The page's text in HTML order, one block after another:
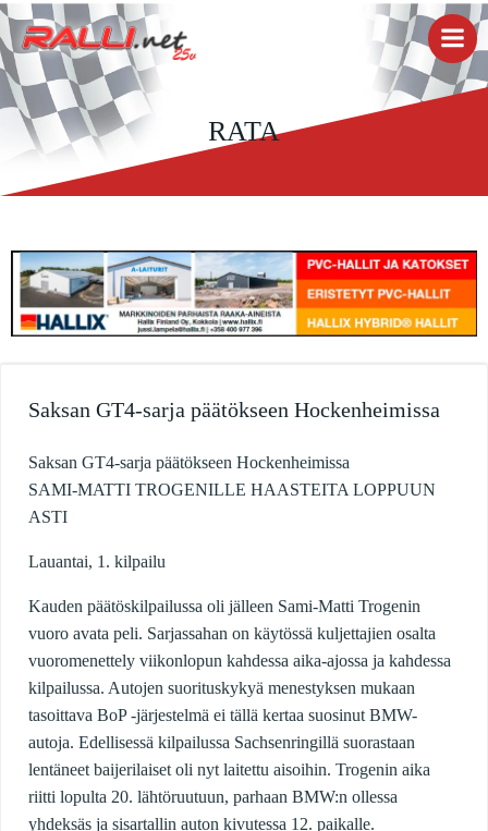
RATA
Saksan GT4-sarja päätökseen Hockenheimissa
Saksan GT4-sarja päätökseen Hockenheimissa
SAMI-MATTI TROGENILLE HAASTEITA LOPPUUN
ASTI
Lauantai, 1. kilpailu
Kauden päätöskilpailussa oli jälleen Sami-Matti Trogenin
vuoro avata peli. Sarjassahan on käytössä kuljettajien osalta
vuoromenettely viikonlopun kahdessa aika-ajossa ja kahdessa
kilpailussa. Autojen suorituskykyä menestyksen mukaan
tasoittava BoP -järjestelmä ei tällä kertaa suosinut BMW-
autoja. Edellisessä kilpailussa Sachsenringillä suorastaan
lentäneet baijerilaiset oli nyt laitettu aisoihin. Trogenin aika
riitti lopulta 20. lähtöruutuun, parhaan BMW:n ollessa
yhdeksäs ja sisartallin auton kivutessa 12. paikalle.